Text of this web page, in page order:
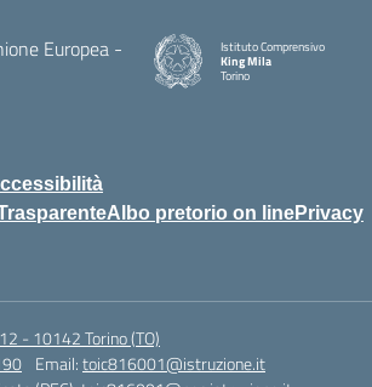
Istituto Comprensivo
King Mila
Torino
Albo pretorio on linePrivacy
- 10142 Torino (TO)
Email:toic816001@istruzione.it